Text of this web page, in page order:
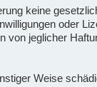
keine
oder
jeglicher
Weise